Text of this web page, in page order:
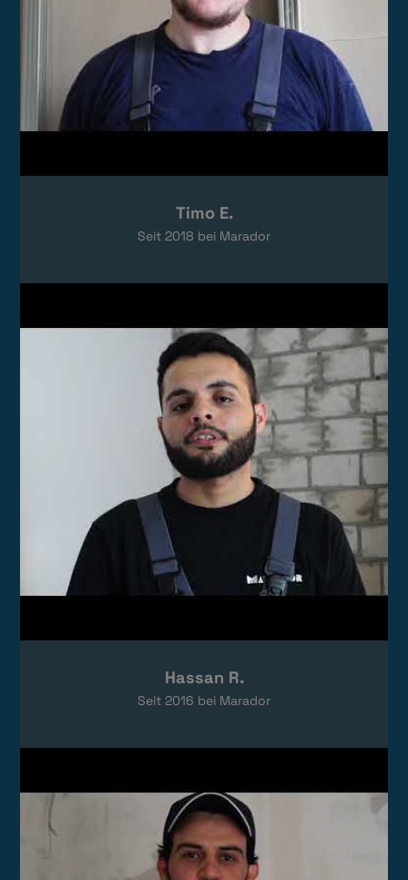
Das Video wird von YouTube eingebettet.
Datenschutzerklärungenvon Google.
Timo E.
Seit 2018 bei Marador
Das Video wird von YouTube eingebettet.
Datenschutzerklärungen
Hassan R.
Seit 2016 bei Marador